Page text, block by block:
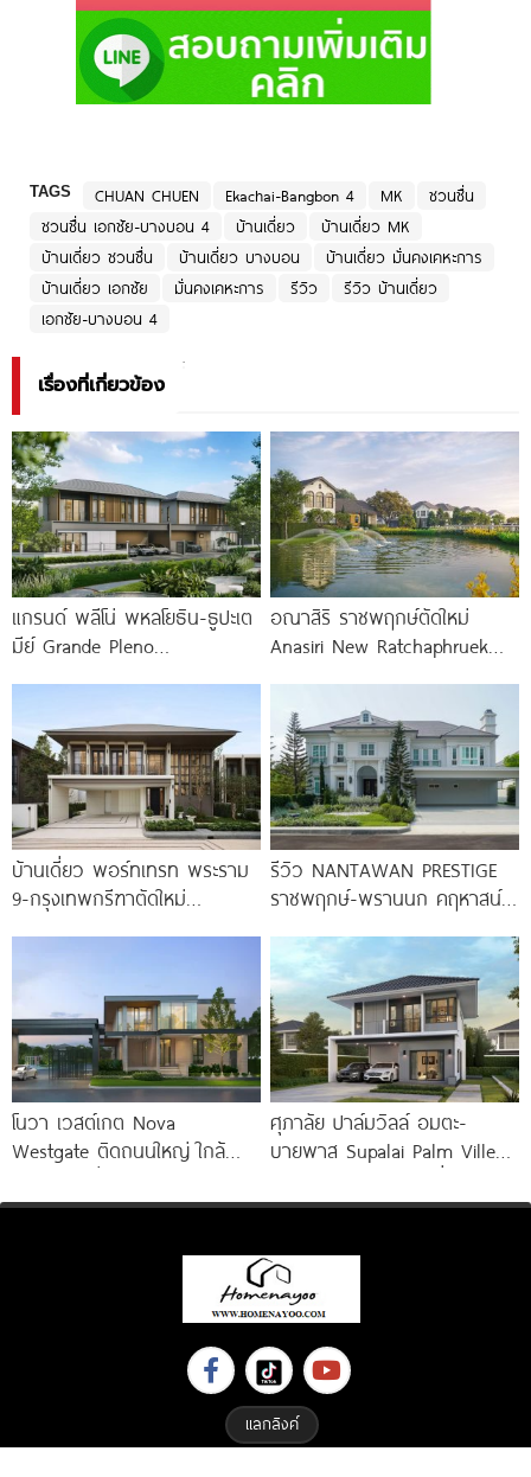
TAGS CHUAN CHUEN Ekachai-Bangbon 4 MK
ชวนชื่น
ชวนชื่น เอกชัย-บางบอน 4
บ้านเดี่ยว
บ้านเดี่ยว MK
บ้านเดี่ยว ชวนชื่น
บ้านเดี่ยว บางบอน
บ้านเดี่ยว มั่นคงเคหะการ
บ้านเดี่ยว เอกชัย
มั่นคงเคหะการ รีวิว
รีวิว บ้านเดี่ยว
เอกชัย-บางบอน 4
เรื่องที่เกี่ยวข้อง
แกรนด์ พลีโน่ พหลโยธิน-ธูปะเต
มีย์ Grande Pleno
ใกล้วิภาวดีรังสิตใน 1
อณาสิริ ราชพฤกษ์ตัดใหม่
Anasiri New Ratchaphruek
กลางใหญ่กว่า 3 ไร่ พร้อม
บ้านเดี่ยว พอร์ทเทรท พระราม
9-กรุงเทพกรีฑาตัดใหม่
เพียง
รีวิว NANTAWAN PRESTIGE
ราชพฤกษ์-พรานนก คฤหาสน์
เริ่ม
โนวา เวสต์เกต Nova
Westgate ติดถนนใหญ่ ใกล้
ศุภาลัย ปาล์มวิลล์ อมตะ-
บายพาส Supalai Palm Ville
ประหยัดพลังงาน ใกล้ถนนเลี่ยง
แลกลิงค์